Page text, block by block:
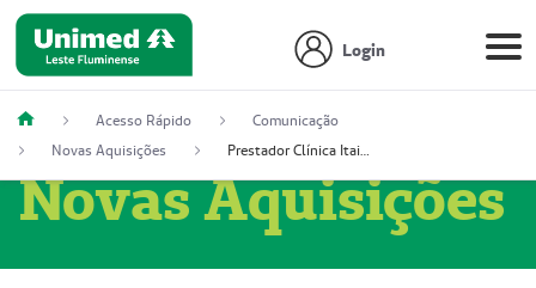
Login
Acesso Rápido
Comunicação
Novas Aquisições
Prestador Clínica Itaipú Ltda (51004348-2)
Novas Aquisições